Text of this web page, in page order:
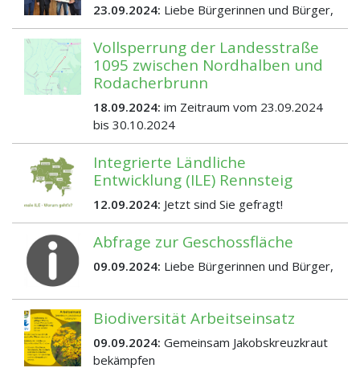
23.09.2024: Liebe Bürgerinnen und Bürger,
Vollsperrung der Landesstraße
1095 zwischen Nordhalben und
Rodacherbrunn
18.09.2024: im Zeitraum vom 23.09.2024
bis 30.10.2024
Integrierte Ländliche
Entwicklung (ILE) Rennsteig
12.09.2024: Jetzt sind Sie gefragt!
Abfrage zur Geschossfläche
09.09.2024: Liebe Bürgerinnen und Bürger,
Biodiversität Arbeitseinsatz
09.09.2024: Gemeinsam Jakobskreuzkraut
bekämpfen